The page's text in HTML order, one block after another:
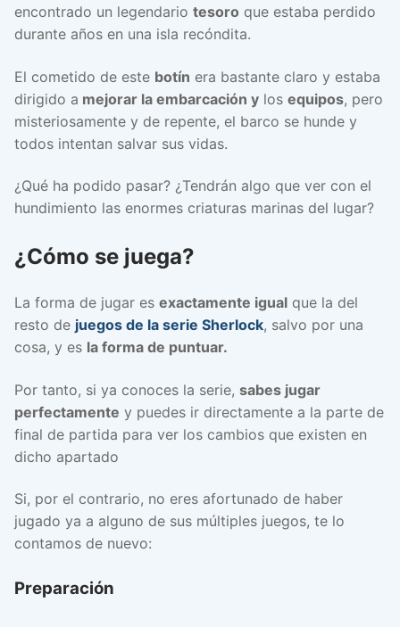
encontrado un legendario tesoro que estaba perdido
durante años en una isla recóndita.
El cometido de este botín era bastante claro y estaba
dirigido a mejorar la embarcación y los equipos, pero
misteriosamente y de repente, el barco se hunde y
todos intentan salvar sus vidas.
¿Qué ha podido pasar? ¿Tendrán algo que ver con el
hundimiento las enormes criaturas marinas del lugar?
¿Cómo se juega?
La forma de jugar es exactamente igual que la del
resto de juegos de la serie Sherlock, salvo por una
cosa, y es la forma de puntuar.
Por tanto, si ya conoces la serie, sabes jugar
perfectamente y puedes ir directamente a la parte de
final de partida para ver los cambios que existen en
dicho apartado
Si, por el contrario, no eres afortunado de haber
jugado ya a alguno de sus múltiples juegos, te lo
contamos de nuevo:
Preparación